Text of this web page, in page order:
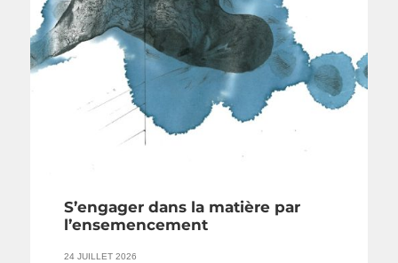
S’engager dans la matière par
l’ensemencement
24 JUILLET 2026